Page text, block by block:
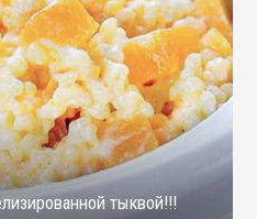
тыквой!!!